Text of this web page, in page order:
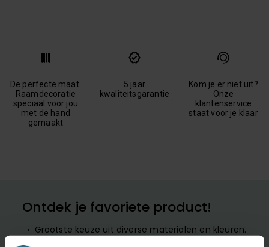
De perfecte maat.
Raamdecoratie
speciaal voor jou
met de hand
gemaakt
5 jaar
kwaliteitsgarantie
Kom je er niet uit?
Onze
klantenservice
staat voor je klaar
Ontdek je favoriete product!
Grootste keuze uit diverse materialen en kleuren.